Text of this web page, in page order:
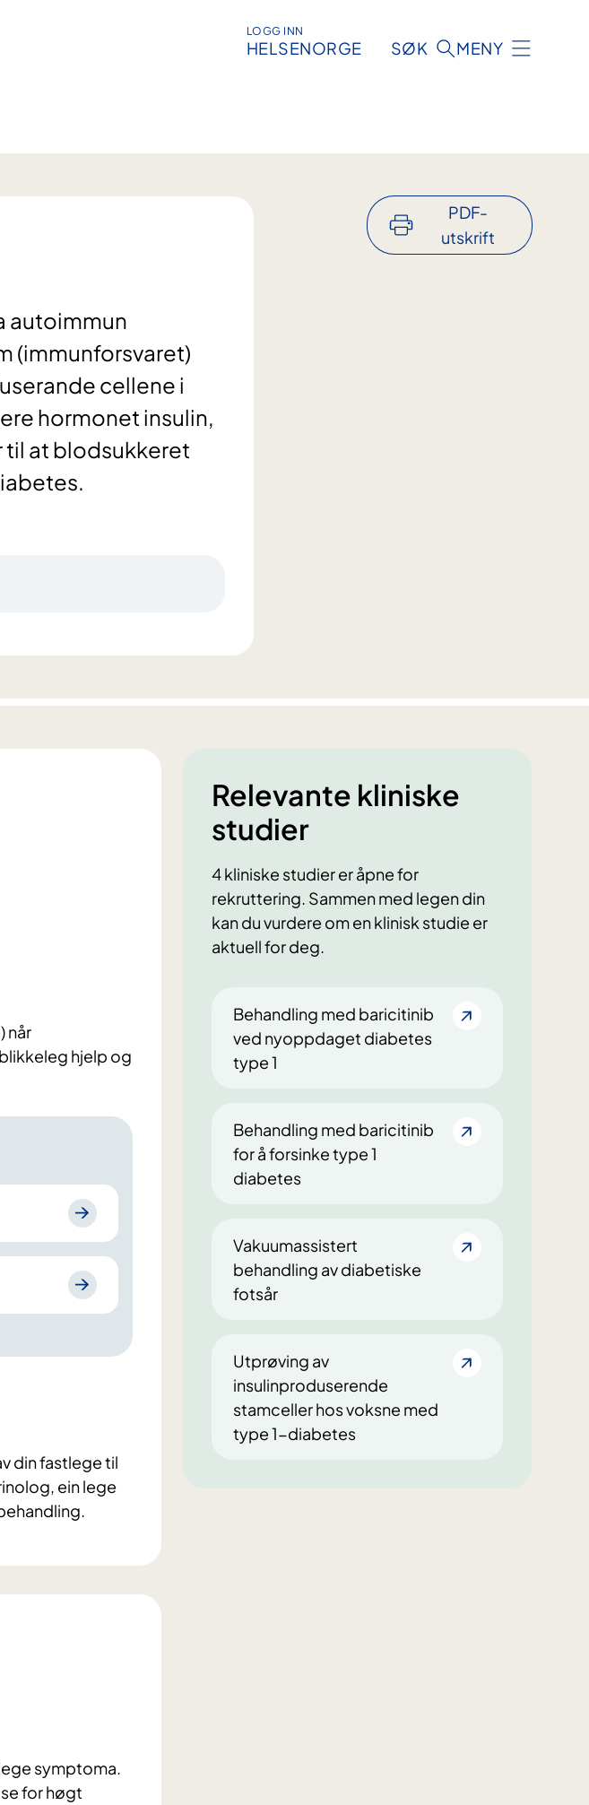
LOGG INN
HELSENORGE SØK MENY
autoimmun
(immunforsvaret)
cellene i
hormonet insulin,
til at blodsukkeret
PDF-
utskrift
når
hjelp og
din fastlege til
ein lege
Relevante kliniske
studier
4 kliniske studier er åpne for
rekruttering. Sammen med legen din
kan du vurdere om en klinisk studie er
aktuell for deg.
Behandling med baricitinib
ved nyoppdaget diabetes
type 1
Behandling med baricitinib
for å forsinke type 1
diabetes
Vakuumassistert
behandling av diabetiske
fotsår
Utprøving av
insulinproduserende
stamceller hos voksne med
type 1-diabetes
symptoma.
for høgt